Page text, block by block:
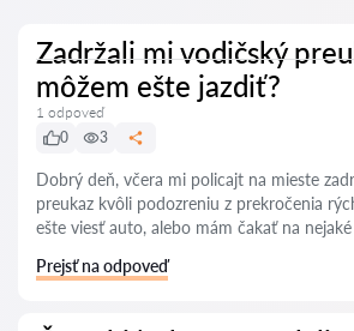
Zadržali mi vodičský
môžem ešte jazdiť?
1 odpoveď
0
3
Dobrý deň, včera mi policajt na mieste
preukaz kvôli podozreniu z prekročenia
ešte viesť auto, alebo mám čakať na
Prejsť na odpoveď